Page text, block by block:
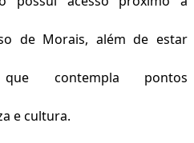
de Morais, além de estar
contempla pontos
e cultura.